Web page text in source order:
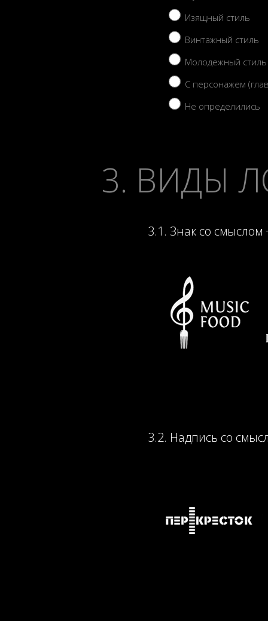
Изящный стиль
Винтажный стиль
Молодежный стиль
С персонажем
Не определились
3. ВИДЫ
3.1. Знак со
3.2. Надпись со